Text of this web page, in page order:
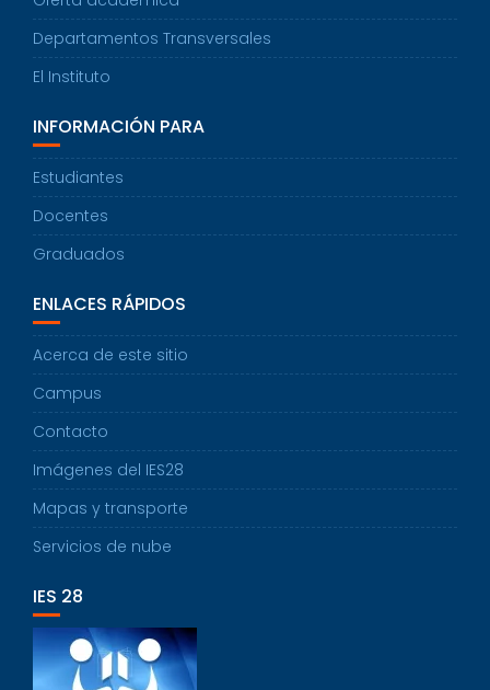
Departamentos Transversales
El Instituto
INFORMACIÓN PARA
Estudiantes
Docentes
Graduados
ENLACES RÁPIDOS
Acerca de este sitio
Campus
Contacto
Imágenes del IES28
Mapas y transporte
Servicios de nube
IES 28